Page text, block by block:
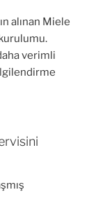
alınan Miele
verimli